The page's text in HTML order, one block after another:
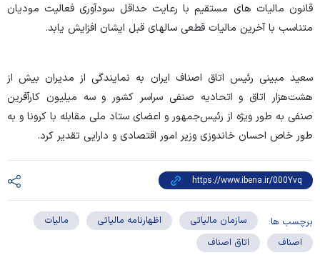
قانون مالیات های مستقیم با رعایت حداقل سودآوری فعالیت مودیان
متناسب با آخرین مالیات قطعی سالهای قبل ایشان افزایش یابد.
سعید مبینی رئیس اتاق اصناف ایران به نمایندگی از مدیران بیش‌ از
هشت‌هزار اتاق و اتحادیه صنفی سراسر کشور و سه میلیون کارآفرین
صنفی به طور ویژه از رئیس‌جمهور و اعضای ستاد ملی مقابله با کرونا و به
طور خاص احسان خاندوزی وزیر امور اقتصادی و دارایی تقدیر کرد.
برچسب ها: سازمان مالیاتی اظهارنامه مالیاتی
مالیات
اصناف
اتاق اصناف